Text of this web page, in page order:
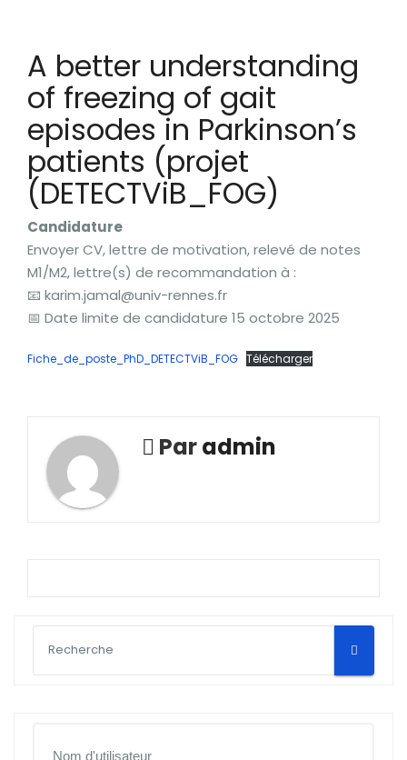
A better understanding
of freezing of gait
episodes in Parkinson’s
patients (projet
(DETECTViB_FOG)
Candidature
Envoyer CV, lettre de motivation, relevé de notes
M1/M2, lettre(s) de recommandation à :
📧 karim.jamal@univ-rennes.fr
📅 Date limite de candidature 15 octobre 2025
Fiche_de_poste_PhD_DETECTViB_FOG Télécharger
Paradmin
Nom d'utilisateur